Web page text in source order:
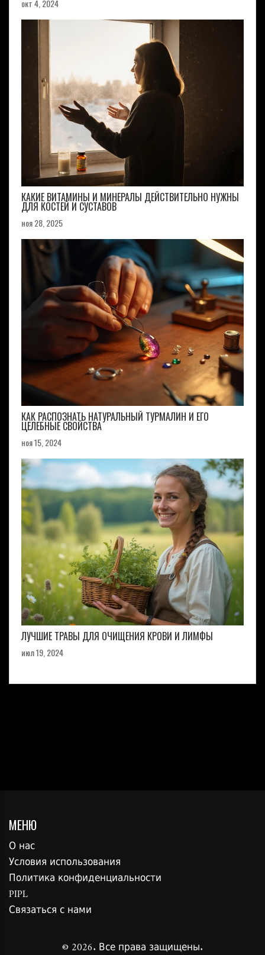
окт 4, 2024
КАКИЕ ВИТАМИНЫ И МИНЕРАЛЫ ДЕЙСТВИТЕЛЬНО НУЖНЫ
ДЛЯ КОСТЕЙ И СУСТАВОВ
ноя 28, 2025
КАК РАСПОЗНАТЬ НАТУРАЛЬНЫЙ ТУРМАЛИН И ЕГО
ЦЕЛЕБНЫЕ СВОЙСТВА
ноя 15, 2024
ЛУЧШИЕ ТРАВЫ ДЛЯ ОЧИЩЕНИЯ КРОВИ И ЛИМФЫ
июл 19, 2024
МЕНЮ
О нас
Условия использования
Политика конфиденциальности
PIPL
Связаться с нами
© 2026. Все права защищены.